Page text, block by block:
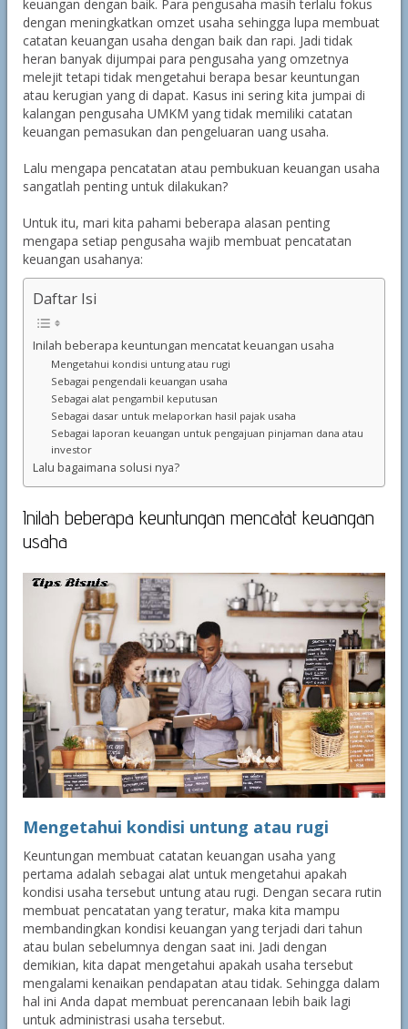
keuangan dengan baik. Para pengusaha masih terlalu fokus
dengan meningkatkan omzet usaha sehingga lupa membuat
catatan keuangan usaha dengan baik dan rapi. Jadi tidak
heran banyak dijumpai para pengusaha yang omzetnya
melejit tetapi tidak mengetahui berapa besar keuntungan
atau kerugian yang di dapat. Kasus ini sering kita jumpai di
kalangan pengusaha UMKM yang tidak memiliki catatan
keuangan pemasukan dan pengeluaran uang usaha.
Lalu mengapa pencatatan atau pembukuan keuangan usaha
sangatlah penting untuk dilakukan?
Untuk itu, mari kita pahami beberapa alasan penting
mengapa setiap pengusaha wajib membuat pencatatan
keuangan usahanya:
Daftar Isi
Inilah beberapa keuntungan mencatat keuangan usaha
Mengetahui kondisi untung atau rugi
Sebagai pengendali keuangan usaha
Sebagai alat pengambil keputusan
Sebagai dasar untuk melaporkan hasil pajak usaha
Sebagai laporan keuangan untuk pengajuan pinjaman dana atau
investor
Lalu bagaimana solusi nya?
Inilah beberapa keuntungan mencatat keuangan
usaha
Mengetahui kondisi untung atau rugi
Keuntungan membuat catatan keuangan usaha yang
pertama adalah sebagai alat untuk mengetahui apakah
kondisi usaha tersebut untung atau rugi. Dengan secara rutin
membuat pencatatan yang teratur, maka kita mampu
membandingkan kondisi keuangan yang terjadi dari tahun
atau bulan sebelumnya dengan saat ini. Jadi dengan
demikian, kita dapat mengetahui apakah usaha tersebut
mengalami kenaikan pendapatan atau tidak. Sehingga dalam
hal ini Anda dapat membuat perencanaan lebih baik lagi
untuk administrasi usaha tersebut.